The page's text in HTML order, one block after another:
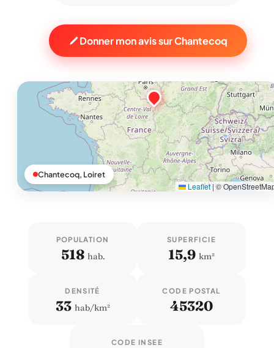
Donner mon avis sur Chantecoq
Leaflet|©
Chantecoq, Loiret
POPULATION
518 hab.
SUPERFICIE
15,9 km²
DENSITÉ
33 hab/km²
CODE POSTAL
45320
CODE INSEE